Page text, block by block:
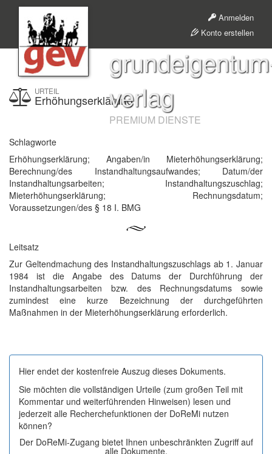
Anmelden
Konto erstellen
verlag
PREMIUM DIENSTE
URTEIL
Erhöhungserklärung
Schlagworte
Erhöhungserklärung; Angaben/in Mieterhöhungserklärung;
Berechnung/des Instandhaltungsaufwandes; Datum/der
Instandhaltungsarbeiten; Instandhaltungszuschlag;
Mieterhöhungserklärung; Rechnungsdatum;
Voraussetzungen/des § 18 I. BMG
Leitsatz
Zur Geltendmachung des Instandhaltungszuschlags ab 1. Januar
1984 ist die Angabe des Datums der Durchführung der
Instandhaltungsarbeiten bzw. des Rechnungsdatums sowie
zumindest eine kurze Bezeichnung der durchgeführten
Maßnahmen in der Mieterhöhungserklärung erforderlich.
Hier endet der kostenfreie Auszug dieses Dokuments.
Sie möchten die vollständigen Urteile (zum großen Teil mit
Kommentar und weiterführenden Hinweisen) lesen und
jederzeit alle Recherchefunktionen der DoReMi nutzen
können?
Der DoReMi-Zugang bietet Ihnen unbeschränkten Zugriff auf
alle Dokumente.